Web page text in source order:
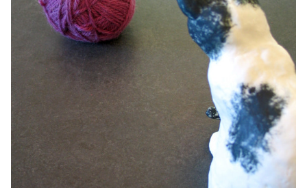
Arli (Romska)
Resanderomani (Romska)
Kelderash (Romska)
Lovari (Romska)